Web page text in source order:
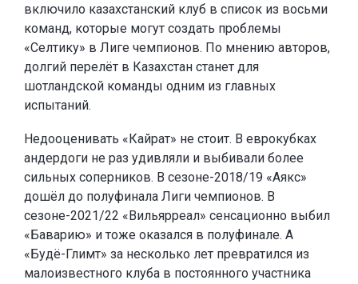
включило казахстанский клуб в список из восьми
команд, которые могут создать проблемы
«Селтику» в Лиге чемпионов. По мнению авторов,
долгий перелёт в Казахстан станет для
шотландской команды одним из главных
испытаний.
Недооценивать «Кайрат» не стоит. В еврокубках
андердоги не раз удивляли и выбивали более
сильных соперников. В сезоне-2018/19 «Аякс»
дошёл до полуфинала Лиги чемпионов. В
сезоне-2021/22 «Вильярреал» сенсационно выбил
«Баварию» и тоже оказался в полуфинале. А
«Будё-Глимт» за несколько лет превратился из
малоизвестного клуба в постоянного участника